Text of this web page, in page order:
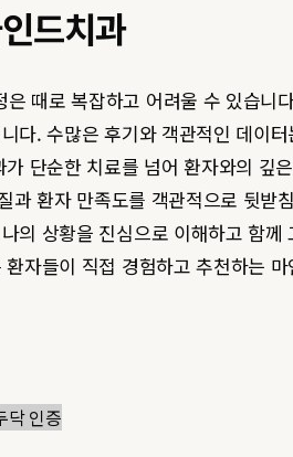
드치과
때로 복잡하고 어려울 수 있습
다. 수많은 후기와 객관적인 데이
가 단순한 치료를 넘어 환자와의
과 환자 만족도를 객관적으로 뒷
의 상황을 진심으로 이해하고 함
자들이 직접 경험하고 추천하는
닥 인증